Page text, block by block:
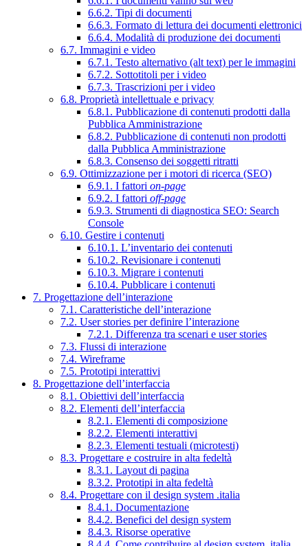
6.6.2. Tipi di documenti
6.6.3. Formato di lettura dei documenti elettronici
6.6.4. Modalità di produzione dei documenti
6.7. Immagini e video
6.7.1. Testo alternativo (alt text) per le immagini
6.7.2. Sottotitoli per i video
6.7.3. Trascrizioni per i video
6.8. Proprietà intellettuale e privacy
6.8.1. Pubblicazione di contenuti prodotti dalla
Pubblica Amministrazione
6.8.2. Pubblicazione di contenuti non prodotti
dalla Pubblica Amministrazione
6.8.3. Consenso dei soggetti ritratti
6.9. Ottimizzazione per i motori di ricerca (SEO)
6.9.1. I fattori on-page
6.9.2. I fattori off-page
6.9.3. Strumenti di diagnostica SEO: Search
Console
6.10. Gestire i contenuti
6.10.1. L’inventario dei contenuti
6.10.2. Revisionare i contenuti
6.10.3. Migrare i contenuti
6.10.4. Pubblicare i contenuti
7. Progettazione dell’interazione
7.1. Caratteristiche dell’interazione
7.2. User stories per definire l’interazione
7.2.1. Differenza tra scenari e user stories
7.3. Flussi di interazione
7.4. Wireframe
7.5. Prototipi interattivi
8. Progettazione dell’interfaccia
8.1. Obiettivi dell’interfaccia
8.2. Elementi dell’interfaccia
8.2.1. Elementi di composizione
8.2.2. Elementi interattivi
8.2.3. Elementi testuali (microtesti)
8.3. Progettare e costruire in alta fedeltà
8.3.1. Layout di pagina
8.3.2. Prototipi in alta fedeltà
8.4. Progettare con il design system .italia
8.4.1. Documentazione
8.4.2. Benefici del design system
8.4.3. Risorse operative